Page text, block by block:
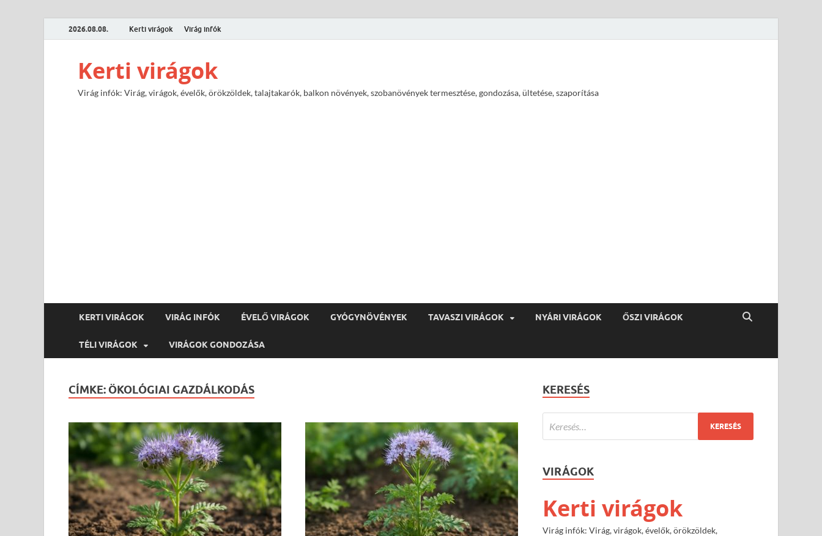
2026.08.08. Kerti virágok Virág infók
Kerti virágok
Virág infók: Virág, virágok, évelők, örökzöldek, talajtakarók, balkon növények, szobanövények termesztése, gondozása, ültetése, szaporítása
KERTI VIRÁGOK VIRÁG INFÓK ÉVELŐ VIRÁGOK GYÓGYNÖVÉNYEK TAVASZI VIRÁGOK NYÁRI VIRÁGOK ŐSZI VIRÁGOK
TÉLI VIRÁGOK VIRÁGOK GONDOZÁSA
CÍMKE: ÖKOLÓGIAI GAZDÁLKODÁS KERESÉS
VIRÁGOK
Kerti virágok
Virág infók: Virág, virágok, évelők, örökzöldek,